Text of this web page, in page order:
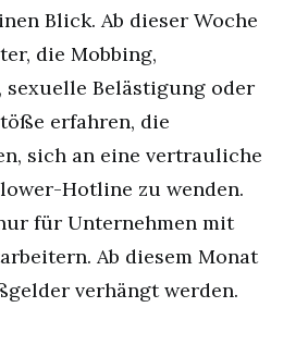
Blick. Ab dieser Woche
die Mobbing,
Belästigung oder
erfahren, die
sich an eine vertrauliche
Hotline zu wenden.
für Unternehmen mit
Ab diesem Monat
verhängt werden.